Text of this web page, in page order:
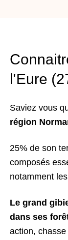
l'Eure
Saviez vous
région
25% de son
composés
notamment
Le grand
dans ses
action,